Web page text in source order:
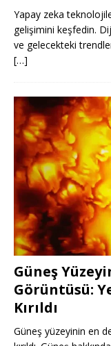
Yapay zeka
gelişimini keşfedin.
ve gelecekteki
[…]
Güneş
Görüntüsü:
Kırıldı
Güneş yüzeyinin en